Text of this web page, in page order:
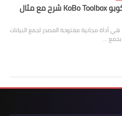
ما هو برنامج كوبو KoBo Toolbox شرح مع مثال
ما هو KoBo Toolbox ؟ KoBo Toolbox هي أداة مجانية مفتوحة المصدر لجمع البيانات
بجمع …